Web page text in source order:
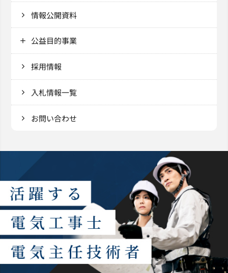
情報公開資料
公益目的事業
採用情報
入札情報一覧
お問い合わせ